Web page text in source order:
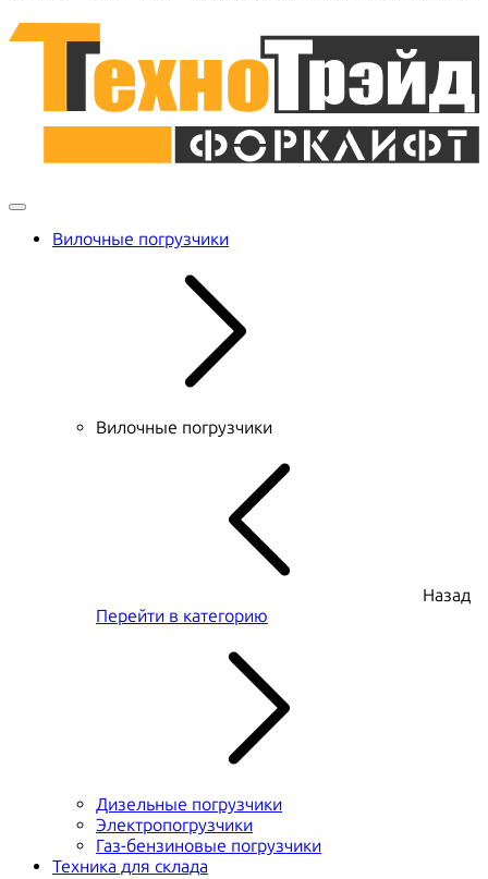
Вилочные погрузчики
Вилочные погрузчики
Назад
Перейти в категорию
Дизельные погрузчики
Электропогрузчики
Газ-бензиновые погрузчики
Техника для склада